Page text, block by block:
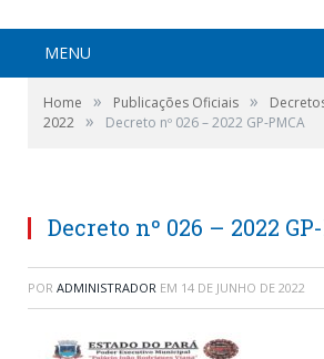
MENU
Home » Publicações Oficiais »
2022 » Decreto nº 026 – 2022 GP-PMCA
Decreto nº 026 – 2022
POR ADMINISTRADOR EM 14 DE JUNHO DE 2022